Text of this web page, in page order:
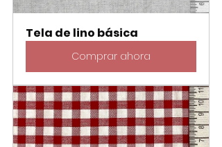
Tela de lino básica
Comprar ahora